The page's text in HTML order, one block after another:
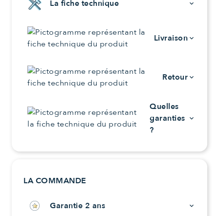
La fiche technique keyboard_arrow_down
Livraison keyboard_arrow_down
Retour keyboard_arrow_down
Quelles
garanties
?
keyboard_arrow_down
LA COMMANDE
Garantie 2 ans keyboard_arrow_down